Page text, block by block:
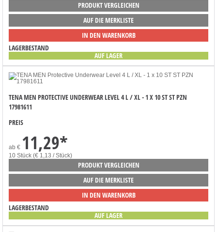
PRODUKT VERGLEICHEN
AUF DIE MERKLISTE
IN DEN WARENKORB
LAGERBESTAND
AUF LAGER
TENA MEN PROTECTIVE UNDERWEAR LEVEL 4 L / XL - 1 X 10 ST ST PZN
17981611
PREIS
ab € 11,29*
10 Stück (€ 1,13 / Stück)
PRODUKT VERGLEICHEN
AUF DIE MERKLISTE
IN DEN WARENKORB
LAGERBESTAND
AUF LAGER